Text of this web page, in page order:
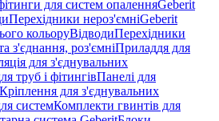
для систем опаленняGeberit
Перехідники нероз'ємніGeberit
кольоруВідводиПерехідники
з'єднання, роз'ємніПриладдя для
для з'єднувальних
труб і фітингівПанелі для
Кріплення для з'єднувальних
системКомплекти гвинтів для